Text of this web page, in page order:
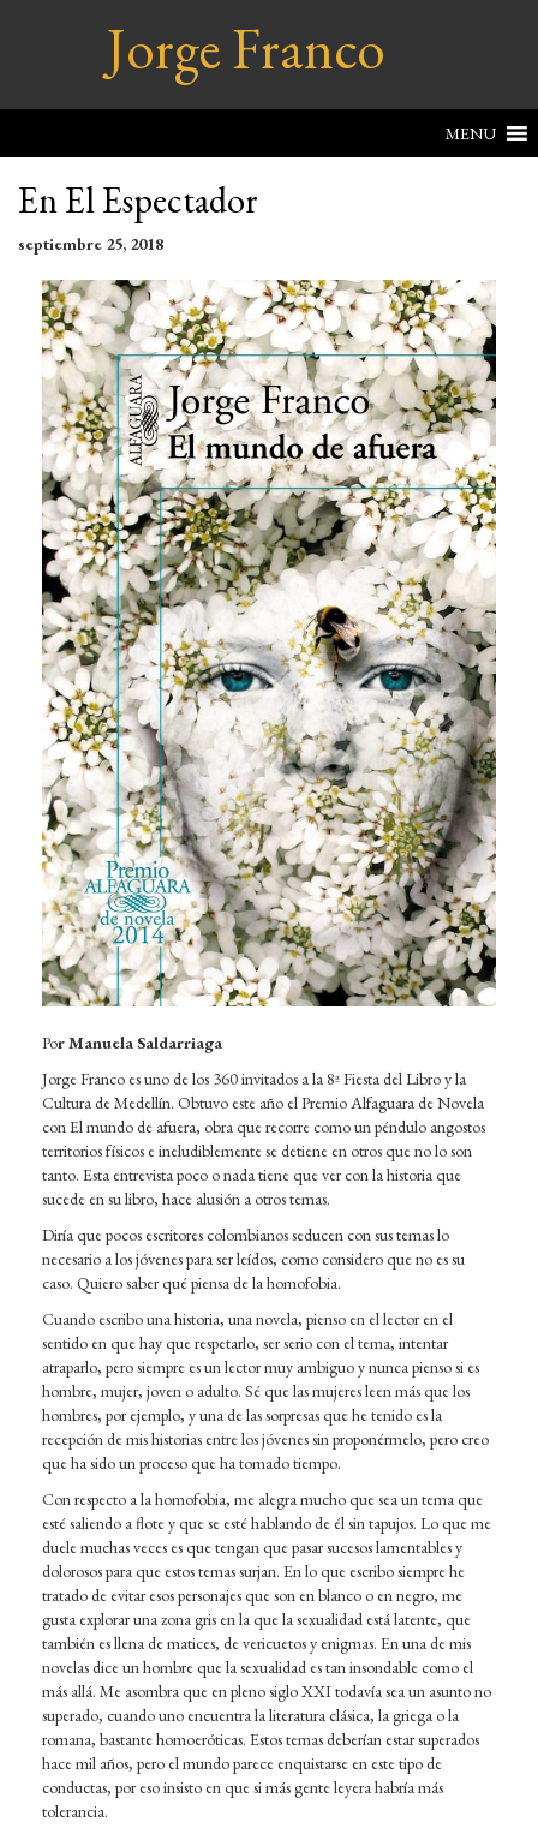
Jorge Franco
MENU
En El Espectador
septiembre 25, 2018
Por Manuela Saldarriaga
Jorge Franco es uno de los 360 invitados a la 8ª Fiesta del Libro y la
Cultura de Medellín. Obtuvo este año el Premio Alfaguara de Novela
con El mundo de afuera, obra que recorre como un péndulo angostos
territorios físicos e ineludiblemente se detiene en otros que no lo son
tanto. Esta entrevista poco o nada tiene que ver con la historia que
sucede en su libro, hace alusión a otros temas.
Diría que pocos escritores colombianos seducen con sus temas lo
necesario a los jóvenes para ser leídos, como considero que no es su
caso. Quiero saber qué piensa de la homofobia.
Cuando escribo una historia, una novela, pienso en el lector en el
sentido en que hay que respetarlo, ser serio con el tema, intentar
atraparlo, pero siempre es un lector muy ambiguo y nunca pienso si es
hombre, mujer, joven o adulto. Sé que las mujeres leen más que los
hombres, por ejemplo, y una de las sorpresas que he tenido es la
recepción de mis historias entre los jóvenes sin proponérmelo, pero creo
que ha sido un proceso que ha tomado tiempo.
Con respecto a la homofobia, me alegra mucho que sea un tema que
esté saliendo a flote y que se esté hablando de él sin tapujos. Lo que me
duele muchas veces es que tengan que pasar sucesos lamentables y
dolorosos para que estos temas surjan. En lo que escribo siempre he
tratado de evitar esos personajes que son en blanco o en negro, me
gusta explorar una zona gris en la que la sexualidad está latente, que
también es llena de matices, de vericuetos y enigmas. En una de mis
novelas dice un hombre que la sexualidad es tan insondable como el
más allá. Me asombra que en pleno siglo XXI todavía sea un asunto no
superado, cuando uno encuentra la literatura clásica, la griega o la
romana, bastante homoeróticas. Estos temas deberían estar superados
hace mil años, pero el mundo parece enquistarse en este tipo de
conductas, por eso insisto en que si más gente leyera habría más
tolerancia.